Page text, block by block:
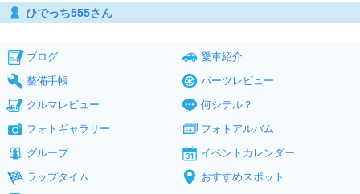
ひでっち555さん
ブログ
愛車紹介
整備手帳
パーツレビュー
クルマレビュー
何シテル？
フォトギャラリー
フォトアルバム
グループ
イベントカレンダー
ラップタイム
おすすめスポット